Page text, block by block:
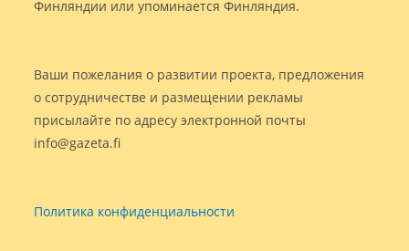
Финляндии или упоминается Финляндия.
Ваши пожелания о развитии проекта, предложения
о сотрудничестве и размещении рекламы
присылайте по адресу электронной почты
info@gazeta.fi
Политика конфиденциальности